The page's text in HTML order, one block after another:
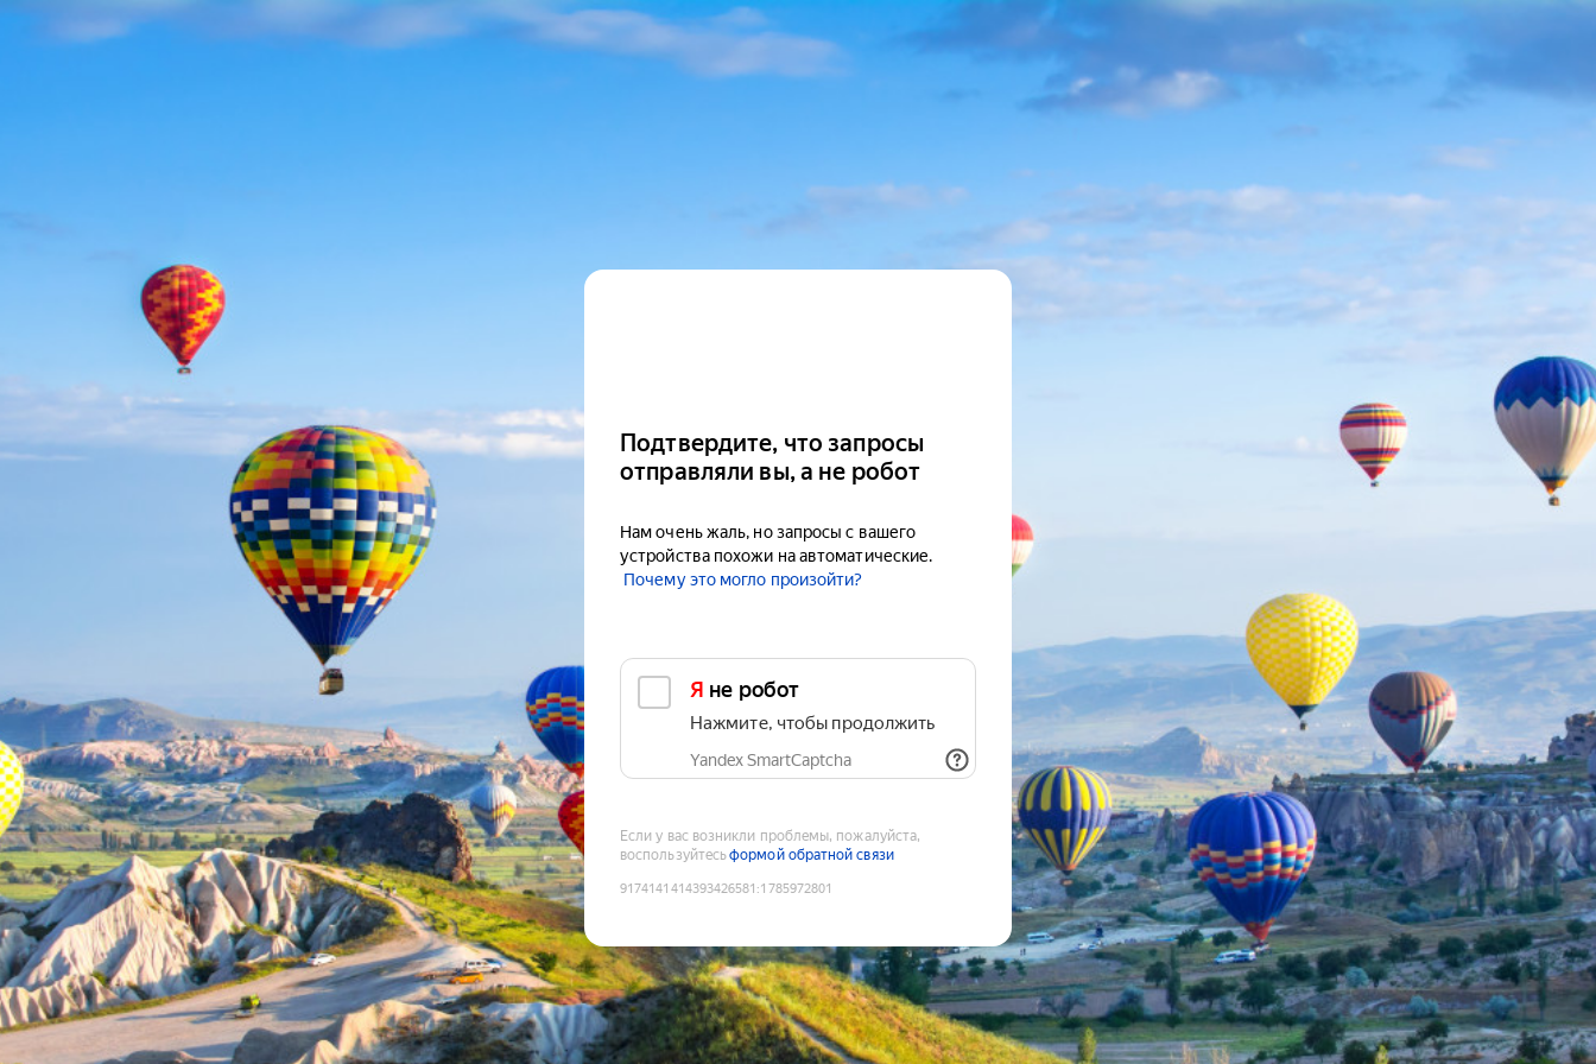
Подтвердите, что запросы
отправляли вы, а не робот
Нам очень жаль, но запросы с вашего
устройства похожи на автоматические.
Почему это могло произойти?
Я не робот
Нажмите, чтобы продолжить
Yandex SmartCaptcha
Если у вас возникли проблемы, пожалуйста,
воспользуйтесьформой обратной связи
9174141414393426581 :1785972801